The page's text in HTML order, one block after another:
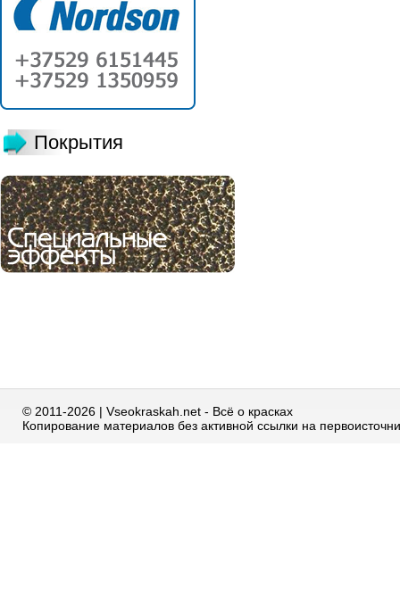
Покрытия
© 2011-2026 | Vseokraskah.net - Всё о красках
Копирование материалов без активной ссылки на